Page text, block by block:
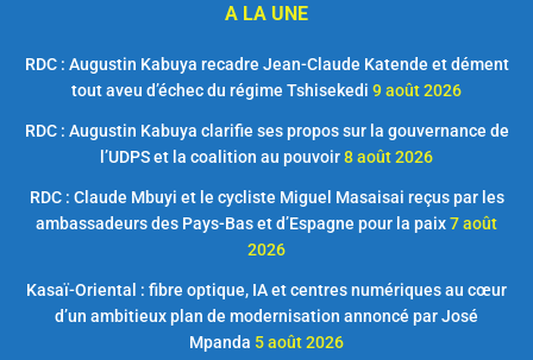
A LA UNE
RDC : Augustin Kabuya recadre Jean-Claude Katende et dément
tout aveu d’échec du régime Tshisekedi 9 août 2026
RDC : Augustin Kabuya clarifie ses propos sur la gouvernance de
l’UDPS et la coalition au pouvoir8 août 2026
RDC : Claude Mbuyi et le cycliste Miguel Masaisai reçus par les
ambassadeurs des Pays-Bas et d’Espagne pour la paix7 août
2026
Kasaï-Oriental : fibre optique, IA et centres numériques au cœur
d’un ambitieux plan de modernisation annoncé par José
Mpanda 5 août 2026